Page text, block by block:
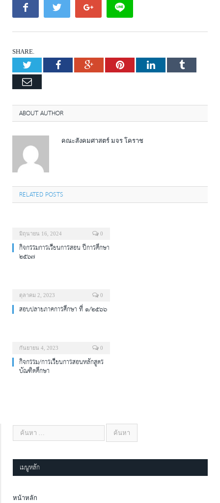
SHARE.
TwitterFacebookGoogle+PinterestLinkedInTumblr
Email
ABOUT AUTHOR
คณะสังคมศาสตร์ มจร โคราช
RELATED POSTS
มิถุนายน 16, 2024 0
กิจกรรมการเรียนการสอน ปีการศึกษา
๒๕๖๗
ตุลาคม 2, 2023 0
สอบปลายภาคการศึกษา ที่ ๑/๒๕๖๖
กันยายน 4, 2023 0
กิจกรรม/การเรียนการสอนหลักสูตร
บัณฑิตศึกษา
เมนูหลัก
หน้าหลัก